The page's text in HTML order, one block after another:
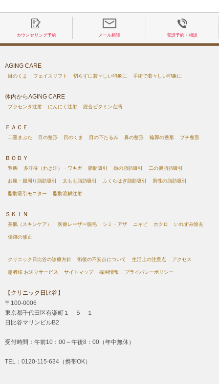
カウンセリング予約 メール相談 電話予約・相談
AGING CARE
目のくま フェイスリフト 切らずに若々しい印象に 手術で若々しい印象に
体内からAGING CARE
プラセンタ注射 にんにく注射 総合ビタミン点滴
ＦＡＣＥ
二重まぶた 目の整形 目のくま 目の下たるみ 鼻の整形 輪郭の整形 プチ整形
ＢＯＤＹ
豊胸 多汗症（わき汗）・ワキガ 脂肪吸引 顔の脂肪吸引 二の腕脂肪吸引
お腹・腰周り脂肪吸引 太もも脂肪吸引 ふくらはぎ脂肪吸引 男性の脂肪吸引
脂肪吸引モニター 脂肪溶解注射
ＳＫＩＮ
美肌（スキンケア） 医療レーザー脱毛 シミ・アザ ニキビ ホクロ いれずみ除去
傷跡の修正
クリニック日比谷の診療方針 術後の不安点について 生活上の注意点 アクセス
患者様 お送りサービス サイトマップ 採用情報 プライバシーポリシー
【クリニック日比谷】
〒100-0006
東京都千代田区有楽町１－５－１
日比谷マリンビルB2
受付時間：午前10：00～午後8：00（年中無休）
TEL：0120-115-634（携帯OK）